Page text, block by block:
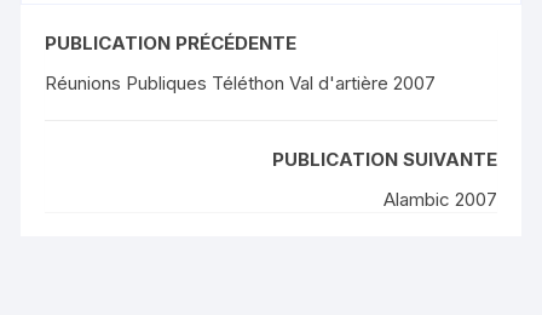
PUBLICATION PRÉCÉDENTE
Réunions Publiques Téléthon Val d'artière 2007
PUBLICATION SUIVANTE
Alambic 2007